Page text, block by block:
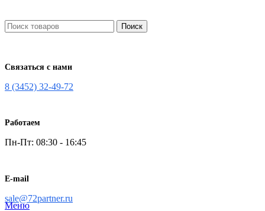
Поиск
Связаться с нами
8 (3452) 32-49-72
Работаем
Пн-Пт: 08:30 - 16:45
E-mail
sale@72partner.ru
Меню